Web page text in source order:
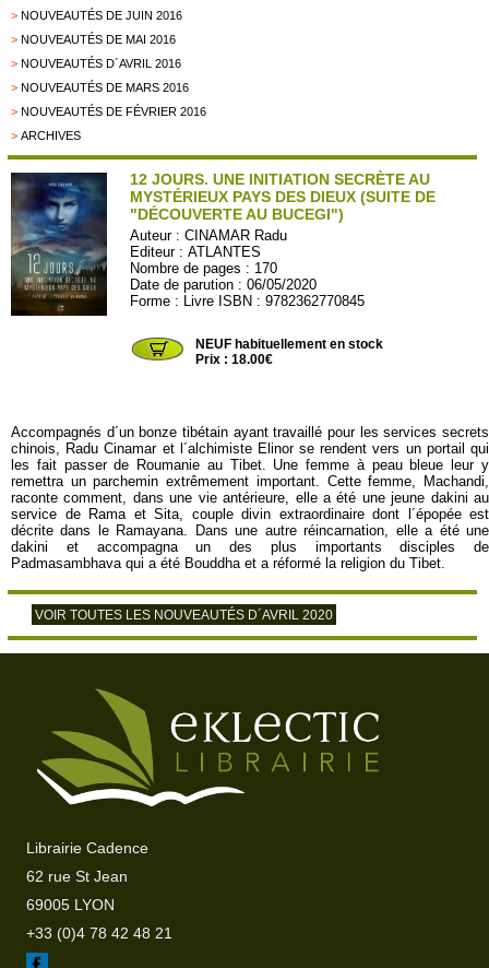
> NOUVEAUTÉS DE JUIN 2016
> NOUVEAUTÉS DE MAI 2016
> NOUVEAUTÉS D´AVRIL 2016
> NOUVEAUTÉS DE MARS 2016
> NOUVEAUTÉS DE FÉVRIER 2016
> ARCHIVES
12 JOURS. UNE INITIATION SECRÈTE AU
MYSTÉRIEUX PAYS DES DIEUX (SUITE DE
"DÉCOUVERTE AU BUCEGI")
Auteur :CINAMAR Radu
Editeur :ATLANTES
Nombre de pages : 170
Date de parution : 06/05/2020
Forme : Livre ISBN : 9782362770845
NEUF habituellement en stock
Prix : 18.00€
Accompagnés d´un bonze tibétain ayant travaillé pour les services secrets
chinois, Radu Cinamar et l´alchimiste Elinor se rendent vers un portail qui
les fait passer de Roumanie au Tibet. Une femme à peau bleue leur y
remettra un parchemin extrêmement important. Cette femme, Machandi,
raconte comment, dans une vie antérieure, elle a été une jeune dakini au
service de Rama et Sita, couple divin extraordinaire dont l´épopée est
décrite dans le Ramayana. Dans une autre réincarnation, elle a été une
dakini et accompagna un des plus importants disciples de
Padmasambhava qui a été Bouddha et a réformé la religion du Tibet.
VOIR TOUTES LES NOUVEAUTÉS D´AVRIL 2020
Librairie Cadence
62 rue St Jean
69005 LYON
+33 (0)4 78 42 48 21